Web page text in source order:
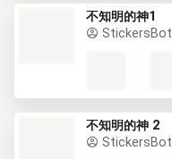
不知明的神1
StickersBot
不知明的神 2
StickersBot